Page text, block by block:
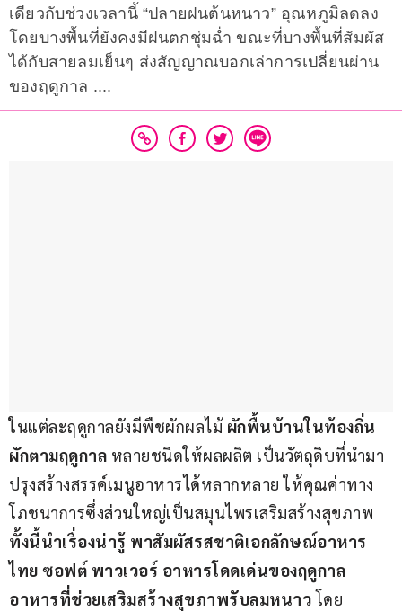
เดียวกับช่วงเวลานี้ “ปลายฝนต้นหนาว” อุณหภูมิลดลง
โดยบางพื้นที่ยังคงมีฝนตกชุ่มฉ่ำ ขณะที่บางพื้นที่สัมผัส
ได้กับสายลมเย็นๆ ส่งสัญญาณบอกเล่าการเปลี่ยนผ่าน
ของฤดูกาล ....
ในแต่ละฤดูกาลยังมีพืชผักผลไม้ ผักพื้นบ้านในท้องถิ่น
ผักตามฤดูกาล หลายชนิดให้ผลผลิต เป็นวัตถุดิบที่นำมา
ปรุงสร้างสรรค์เมนูอาหารได้หลากหลาย ให้คุณค่าทาง
โภชนาการซึ่งส่วนใหญ่เป็นสมุนไพรเสริมสร้างสุขภาพ
ทั้งนี้นำเรื่องน่ารู้ พาสัมผัสรสชาติเอกลักษณ์อาหาร
ไทย ซอฟต์ พาวเวอร์ อาหารโดดเด่นของฤดูกาล
อาหารที่ช่วยเสริมสร้างสุขภาพรับลมหนาว โดย